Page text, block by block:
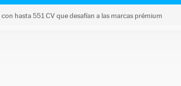
hasta 551 CV que desafían a las marcas prémium